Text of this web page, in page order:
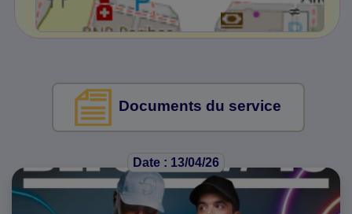
Documents du service
Date : 13/04/26